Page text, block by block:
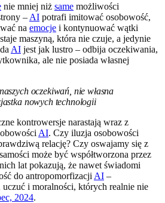
nie mniej niż same możliwości
– AI potrafi imitować osobowość,
na emocje i kontynuować wątki
maszyną, która nie czuje, a jedynie
AI jest jak lustro – odbija oczekiwania,
ale nie posiada własnej
oczekiwań, nie własna
nowych technologii
kontrowersje narastają wraz z
AI. Czy iluzja osobowości
relację? Czy oswajamy się z
może być współtworzona przez
lat pokazują, że nawet świadomi
do antropomorfizacji AI –
i moralności, których realnie nie
2024.